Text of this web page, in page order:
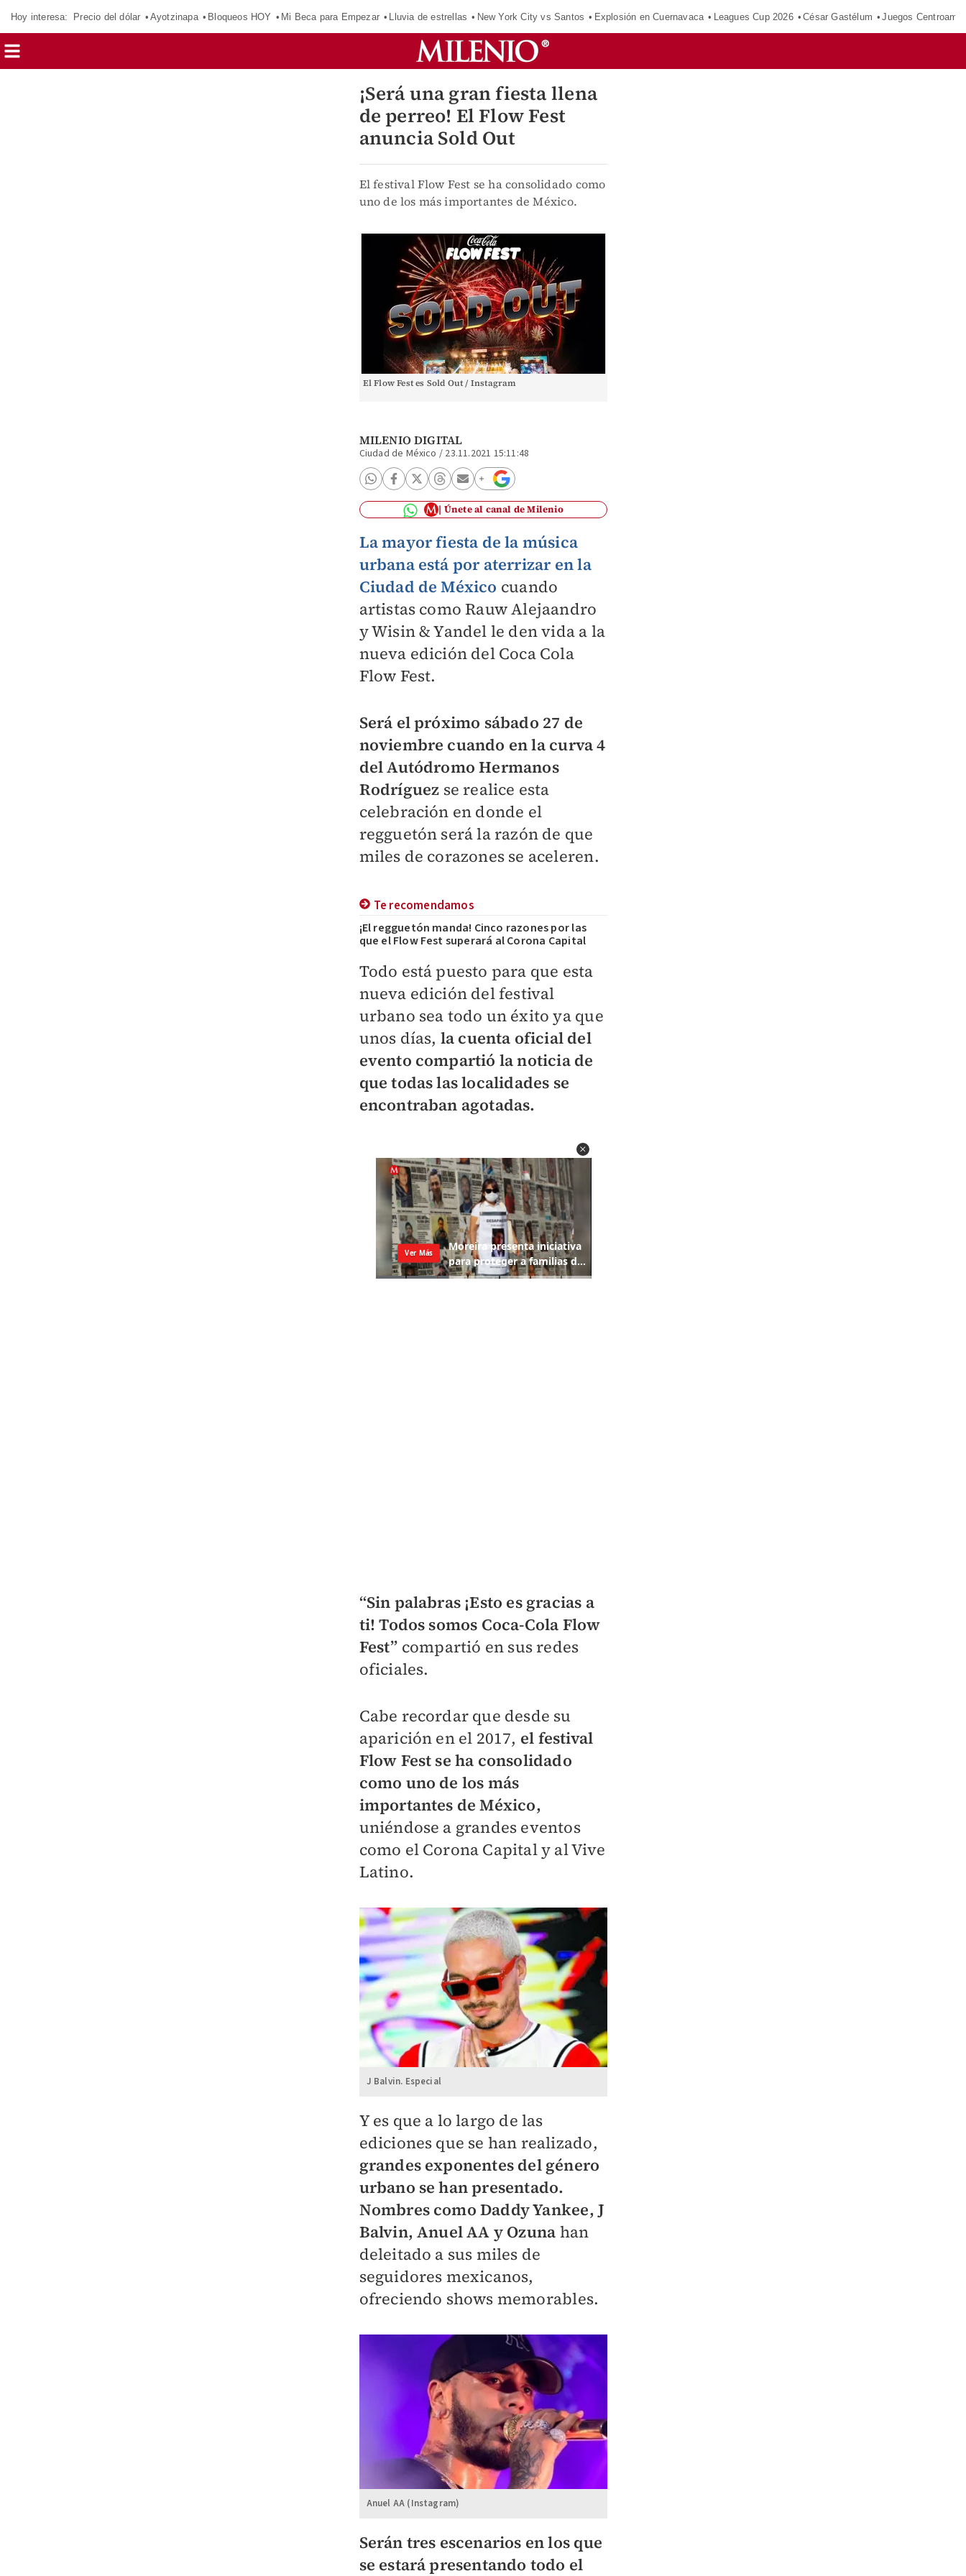
Hoy interesa: Precio del dólar Ayotzinapa Bloqueos HOY Mi Beca para Empezar Lluvia de estrellas New York City vs Santos Explosión en Cuernavaca Leagues Cup 2026 César Gastélum Juegos
¡Será una gran fiesta llena
de perreo! El Flow Fest
anuncia Sold Out
El festival Flow Fest se ha consolidado como
uno de los más importantes de México.
El Flow Fest es Sold Out / Instagram
MILENIO DIGITAL
Ciudad de México / 23.11.2021 15:11:48
Únete al canal de Milenio
La mayor fiesta de la música
urbana está por aterrizar en la
Ciudad de México cuando
artistas como Rauw Alejaandro
y Wisin & Yandel le den vida a la
nueva edición del Coca Cola
Flow Fest.
Será el próximo sábado 27 de
noviembre cuando en la curva 4
del Autódromo Hermanos
Rodríguez se realice esta
celebración en donde el
regguetón será la razón de que
miles de corazones se aceleren.
Te recomendamos
¡El regguetón manda! Cinco razones por las
que el Flow Fest superará al Corona Capital
Todo está puesto para que esta
nueva edición del festival
urbano sea todo un éxito ya que
unos días, la cuenta oficial del
evento compartió la noticia de
que todas las localidades se
encontraban agotadas.
“Sin palabras ¡Esto es gracias a
ti! Todos somos Coca-Cola Flow
Fest” compartió en sus redes
oficiales.
Cabe recordar que desde su
aparición en el 2017, el festival
Flow Fest se ha consolidado
como uno de los más
importantes de México,
uniéndose a grandes eventos
como el Corona Capital y al Vive
Latino.
J Balvin. Especial
Y es que a lo largo de las
ediciones que se han realizado,
grandes exponentes del género
urbano se han presentado.
Nombres como Daddy Yankee, J
Balvin, Anuel AA y Ozuna han
deleitado a sus miles de
seguidores mexicanos,
ofreciendo shows memorables.
Anuel AA (Instagram)
Serán tres escenarios en los que
se estará presentando todo el